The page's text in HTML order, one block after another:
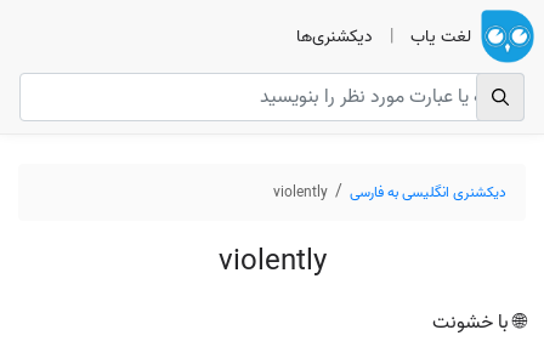
لغت یاب | دیکشنری‌ها
دیکشنری انگلیسی به فارسی violently
violently
🌐 با خشونت